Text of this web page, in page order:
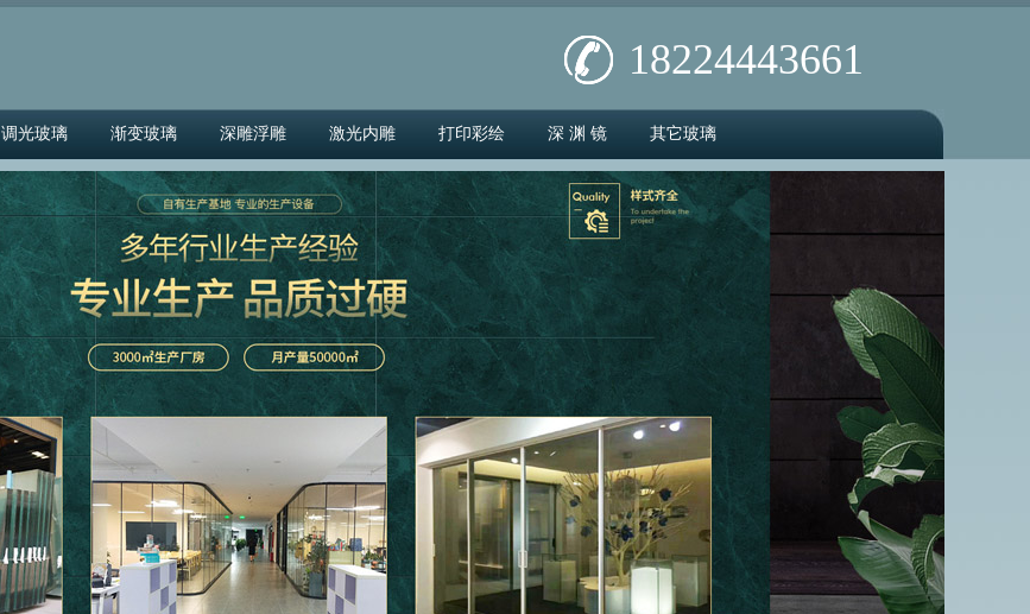
18224443661
调光玻璃 渐变玻璃 深雕浮雕 激光内雕 打印彩绘 深 渊 镜 其它玻璃